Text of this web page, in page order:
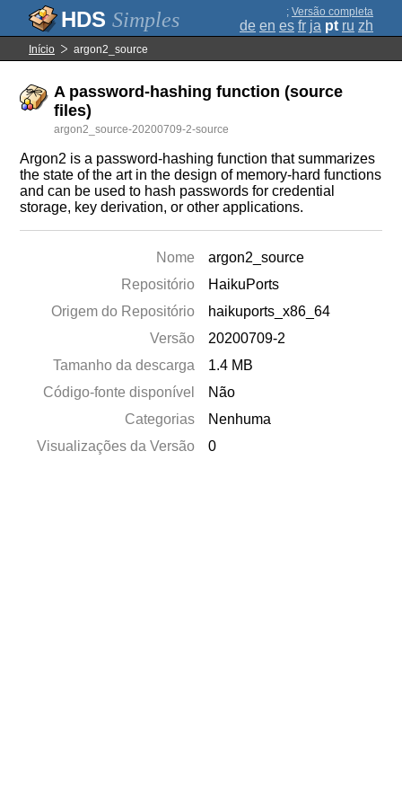
Simples ; Versão completa
de en es fr ja pt ru zh
Início argon2_source
A password-hashing function (source
files)
argon2_source-20200709-2-source
Argon2 is a password-hashing function that summarizes
the state of the art in the design of memory-hard functions
and can be used to hash passwords for credential
storage, key derivation, or other applications.
Nome
argon2_source
Repositório
HaikuPorts
Origem do Repositório
haikuports_x86_64
Versão
20200709-2
Tamanho da descarga
1.4 MB
Código-fonte disponível
Não
Categorias
Nenhuma
Visualizações da Versão
0